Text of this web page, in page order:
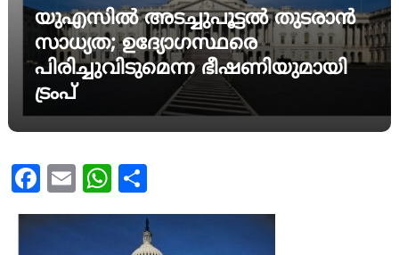
യുഎസിൽ അടച്ചുപൂട്ടൽ തുടരാൻ
സാധ്യത; ഉദ്യോഗസ്ഥരെ
പിരിച്ചുവിടുമെന്ന ഭീഷണിയുമായി
ട്രംപ്
Facebook
Email WhatsApp